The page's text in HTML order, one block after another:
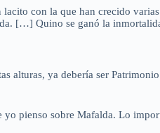
lacito con la que han crecido
[…] Quino se ganó la
alturas, ya debería ser
pienso sobre Mafalda. Lo